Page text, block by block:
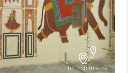
Tour su misura